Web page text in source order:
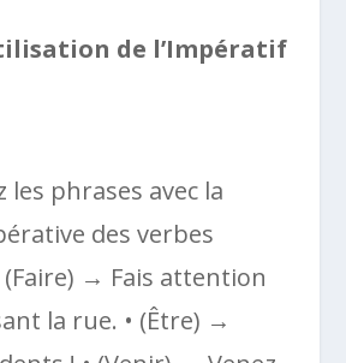
de l’Impératif
les phrases avec la
des verbes
(Faire) → Fais attention
la rue. • (Être) →